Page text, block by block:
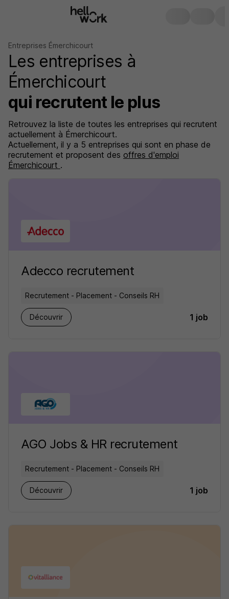
Entreprises Émerchicourt
Les entreprises à
Émerchicourt
qui recrutent le plus
Retrouvez la liste de toutes les entreprises qui recrutent
actuellement à Émerchicourt.
Actuellement, il y a 5 entreprises qui sont en phase de
recrutement et proposent des offres d'emploi
Émerchicourt .
Adecco recrutement
Recrutement - Placement - Conseils RH
Découvrir 1 job
AGO Jobs & HR recrutement
Recrutement - Placement - Conseils RH
Découvrir 1 job